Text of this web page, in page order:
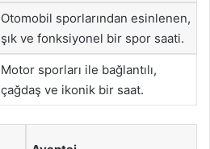
Otomobil sporlarından esinlenen,
şık ve fonksiyonel bir spor saati.
Motor sporları ile bağlantılı,
çağdaş ve ikonik bir saat.